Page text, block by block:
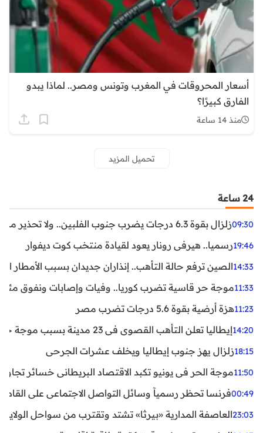
أسعار المحروقات في المغرب وتونس ومصر.. لماذا يبدو
الفارق كبيرًا؟
منذ 14 ساعة
تحميل المزيد
24 ساعة
09:30زلزال بقوة 6.3 درجات يضرب جنوب الفلبين.. ولا تحذير من تسونامي حتى الآن
19:46رسميا.. هيرفي رونار يعود لقيادة منتخب كوت ديفوار
14:33الصين ترفع حالة التأهب.. إنذاران جديدان بسبب الأمطار
11:33موجة حر قاسية تضرب كوريا.. وفيات وإصابات ونفوق مئات
11:23هزة أرضية بقوة 5.6 درجات تضرب مصر
14:20إيطاليا تعلن التأهب القصوى في 23 مدينة بسبب موجة حر شديدة
18:15زلزال يهز جنوب إيطاليا ويخلف عشرات الجرحى
11:50موجة الحر في يونيو تكبد الاقتصاد البريطاني خسائر تجاوزت 1.5 مليار
00:49فرنسا تحظر رسمياً وسائل التواصل الاجتماعي على القاصرين
23:03العاصفة المدارية «بيرثا» تشتد وتقترب من سواحل